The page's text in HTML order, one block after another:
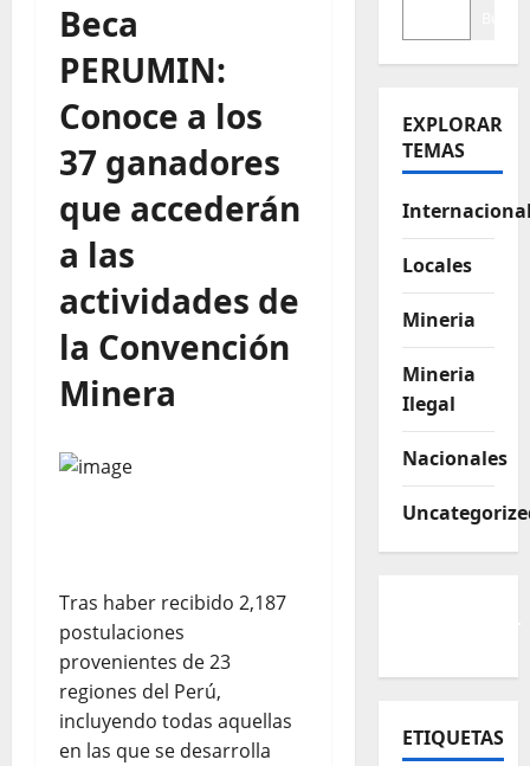
Beca
PERUMIN:
Conoce a los
37 ganadores
que accederán
a las
actividades de
la Convención
Minera
Tras haber recibido 2,187
postulaciones
provenientes de 23
regiones del Perú,
incluyendo todas aquellas
en las que se desarrolla
EXPLORAR
TEMAS
Locales
Mineria
Mineria
Ilegal
Nacionales
ETIQUETAS